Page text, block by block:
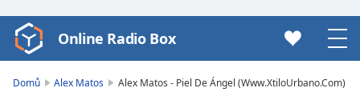
Video
Player
Online Radio Box
Domů Alex Matos Alex Matos - Piel De Ángel (Www.XtiloUrbano.Com)